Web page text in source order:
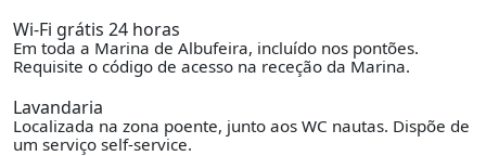
Wi-Fi grátis 24 horas
Em toda a Marina de Albufeira, incluído nos pontões.
Requisite o código de acesso na receção da Marina.
Lavandaria
Localizada na zona poente, junto aos WC nautas. Dispõe de
um serviço self-service.